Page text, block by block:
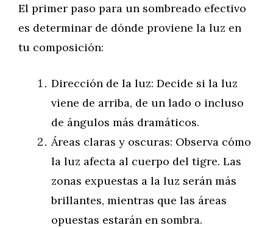
El primer paso para un sombreado efectivo
es determinar de dónde proviene la luz en
tu composición:
Dirección de la luz: Decide si la luz
viene de arriba, de un lado o incluso
de ángulos más dramáticos.
Áreas claras y oscuras: Observa cómo
la luz afecta al cuerpo del tigre. Las
zonas expuestas a la luz serán más
brillantes, mientras que las áreas
opuestas estarán en sombra.